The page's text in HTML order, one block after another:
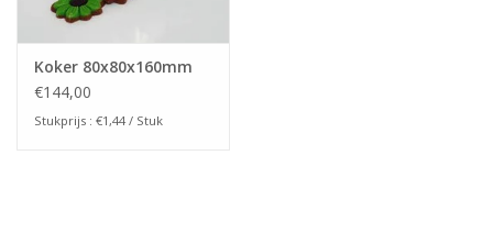
Koker 80x80x160mm
€144,00
Stukprijs : €1,44 / Stuk